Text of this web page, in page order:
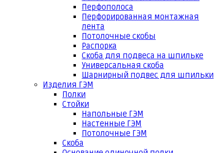
Перфополоса
Перфорированная монтажная
лента
Потолочные скобы
Распорка
Скоба для подвеса на шпильке
Универсальная скоба
Шарнирный подвес для шпильки
Изделия ГЭМ
Полки
Стойки
Напольные ГЭМ
Настенные ГЭМ
Потолочные ГЭМ
Скоба